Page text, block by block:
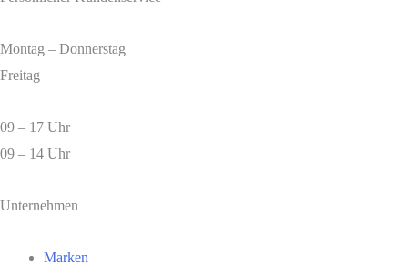
Montag – Donnerstag
Freitag
09 – 17 Uhr
09 – 14 Uhr
Unternehmen
Marken